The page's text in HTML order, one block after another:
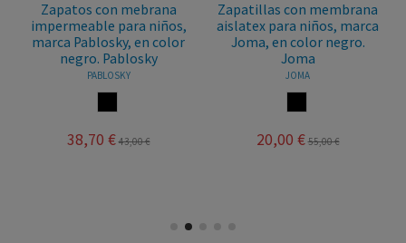
Zapatos con mebrana
impermeable para niños,
marca Pablosky, en color
negro. Pablosky
PABLOSKY
38,70 € 43,00 €
Zapatillas con membrana
aislatex para niños, marca
Joma, en color negro.
Joma
JOMA
20,00 € 55,00 €